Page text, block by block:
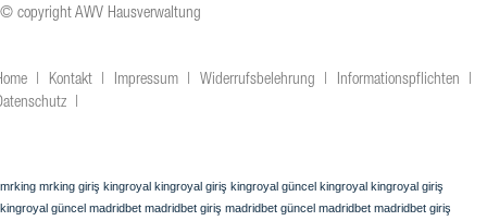
© copyright AWV Hausverwaltung
Kontakt Impressum Widerrufsbelehrung
Informationspflichten
mrking mrking giriş kingroyal kingroyal giriş kingroyal güncel kingroyal kingroyal giriş
kingroyal güncel madridbet madridbet giriş madridbet güncel madridbet madridbet giriş